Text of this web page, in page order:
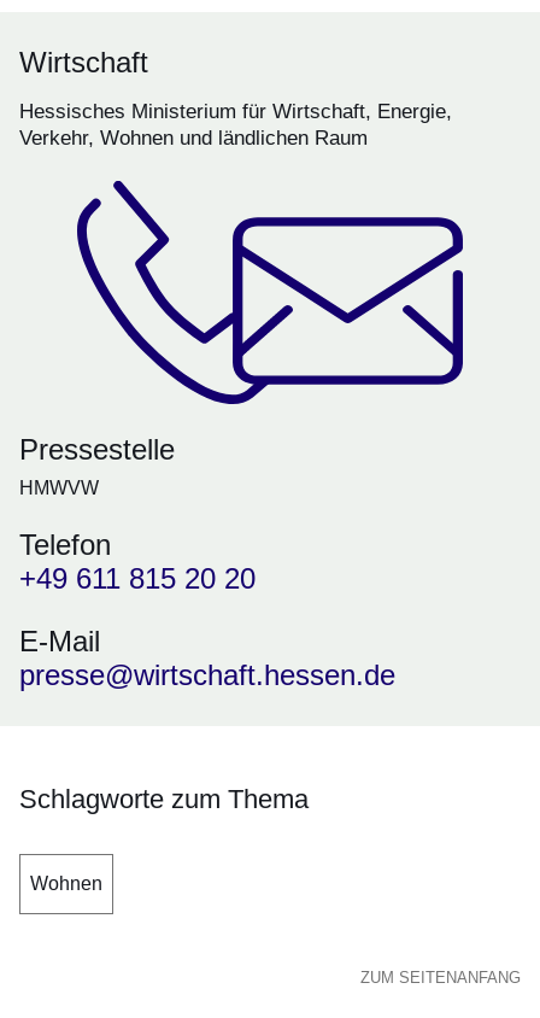
Wirtschaft
Hessisches Ministerium für Wirtschaft, Energie,
Verkehr, Wohnen und ländlichen Raum
Pressestelle
HMWVW
Telefon
+49 611 815 20 20
E-Mail
presse@wirtschaft.hessen.de
Schlagworte zum Thema
Wohnen
ZUM SEITENANFANG